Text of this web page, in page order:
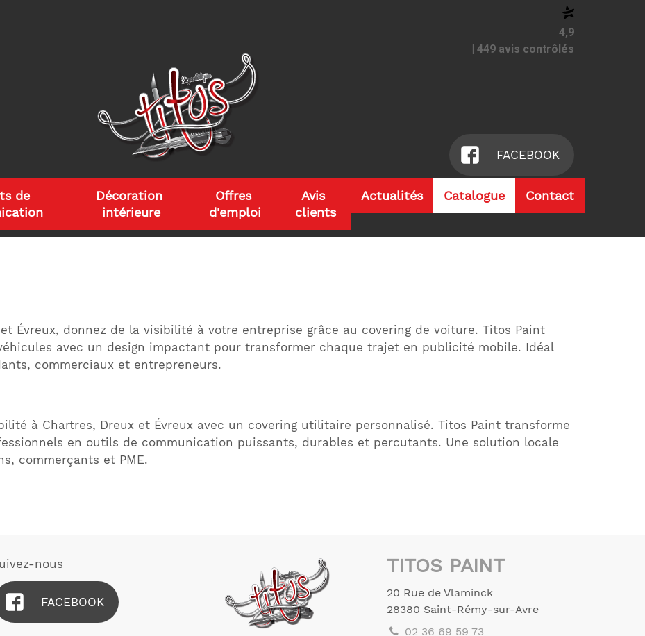
4,9
| 449 avis contrôlés
FACEBOOK
de
Décoration
intérieure
Offres
d'emploi
Avis
clients
Actualités Catalogue Contact
Évreux, donnez de la visibilité à votre entreprise grâce au covering de voiture. Titos Paint
avec un design impactant pour transformer chaque trajet en publicité mobile. Idéal
commerciaux et entrepreneurs.
à Chartres, Dreux et Évreux avec un covering utilitaire personnalisé. Titos Paint transforme
en outils de communication puissants, durables et percutants. Une solution locale
commerçants et PME.
nous
FACEBOOK
TITOS PAINT
20 Rue de Vlaminck
28380 Saint-Rémy-sur-Avre
02 36 69 59 73